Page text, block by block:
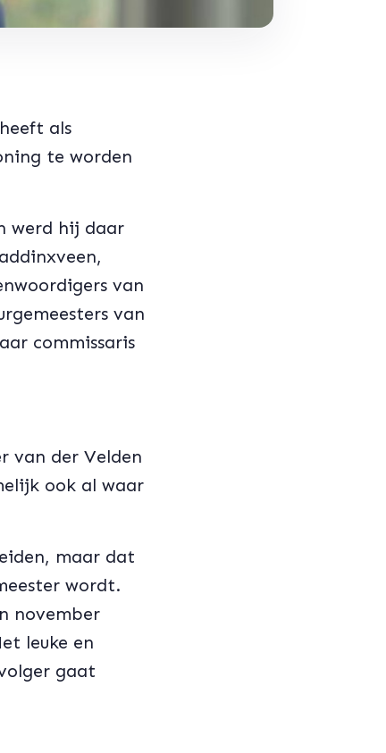
als
te worden
werd hij daar
van
van
commissaris
van der Velden
ook al waar
maar dat
wordt.
november
leuke en
gaat